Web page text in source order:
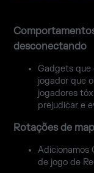
desconectando
Gadgets que
jogador que
jogadores
prejudicar e
Rotações de
Adicionamos
de jogo de